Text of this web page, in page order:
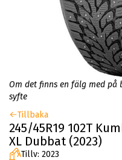
Om det finns en fälg med
syfte
Tillbaka
245/45R19 102T
XL Dubbat (2023)
Tillv: 2023